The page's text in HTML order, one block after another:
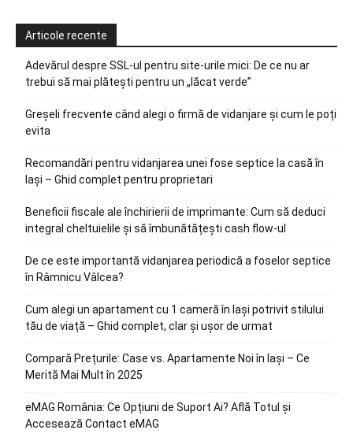
Articole recente
Adevărul despre SSL-ul pentru site-urile mici: De ce nu ar
trebui să mai plătești pentru un „lăcat verde”
Greșeli frecvente când alegi o firmă de vidanjare și cum le poți
evita
Recomandări pentru vidanjarea unei fose septice la casă în
Iași – Ghid complet pentru proprietari
Beneficii fiscale ale închirierii de imprimante: Cum să deduci
integral cheltuielile și să îmbunătățești cash flow-ul
De ce este importantă vidanjarea periodică a foselor septice
în Râmnicu Vâlcea?
Cum alegi un apartament cu 1 cameră în Iași potrivit stilului
tău de viață – Ghid complet, clar și ușor de urmat
Compară Prețurile: Case vs. Apartamente Noi în Iași – Ce
Merită Mai Mult în 2025
eMAG România: Ce Opțiuni de Suport Ai? Află Totul și
Accesează Contact eMAG